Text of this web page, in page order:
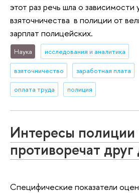
этот раз речь шла о зависимости
взяточничества в полиции от
зарплат полицейских.
Наука исследования и аналитика
взяточничество заработная плата
оплата труда полиция
Интересы полиции
противоречат друг
Специфические показатели